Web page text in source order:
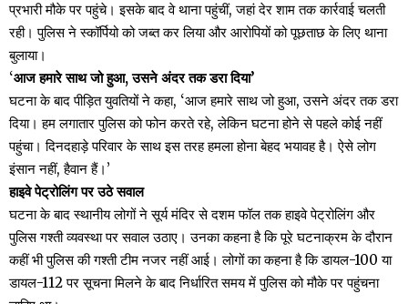
प्रभारी मौके पर पहुंचे। इसके बाद वे थाना पहुंचीं, जहां देर शाम तक कार्रवाई चलती
रही। पुलिस ने स्कॉर्पियो को जब्त कर लिया और आरोपियों को पूछताछ के लिए थाना
बुलाया।
‘आज हमारे साथ जो हुआ, उसने अंदर तक डरा दिया’
घटना के बाद पीड़ित युवतियों ने कहा, ‘आज हमारे साथ जो हुआ, उसने अंदर तक डरा
दिया। हम लगातार पुलिस को फोन करते रहे, लेकिन घटना होने से पहले कोई नहीं
पहुंचा। दिनदहाड़े परिवार के साथ इस तरह हमला होना बेहद भयावह है। ऐसे लोग
इंसान नहीं, हैवान हैं।’
हाइवे पेट्रोलिंग पर उठे सवाल
घटना के बाद स्थानीय लोगों ने सूर्य मंदिर से दशम फॉल तक हाइवे पेट्रोलिंग और
पुलिस गश्ती व्यवस्था पर सवाल उठाए। उनका कहना है कि पूरे घटनाक्रम के दौरान
कहीं भी पुलिस की गश्ती टीम नजर नहीं आई। लोगों का कहना है कि डायल-100 या
डायल-112 पर सूचना मिलने के बाद निर्धारित समय में पुलिस को मौके पर पहुंचना